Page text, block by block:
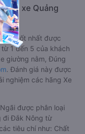
nhà xe Quảng
tốt nhất được
1 đến 5 của khách
giường nằm, Đúng
. Đánh giá này được
nghiệm các hãng Xe
được phân loại
đi Đắk Nông từ
tiêu chí như: Chất